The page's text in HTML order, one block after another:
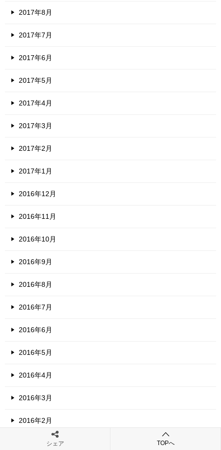
2017年8月
2017年7月
2017年6月
2017年5月
2017年4月
2017年3月
2017年2月
2017年1月
2016年12月
2016年11月
2016年10月
2016年9月
2016年8月
2016年7月
2016年6月
2016年5月
2016年4月
2016年3月
2016年2月
2016年1月シェア TOPへ